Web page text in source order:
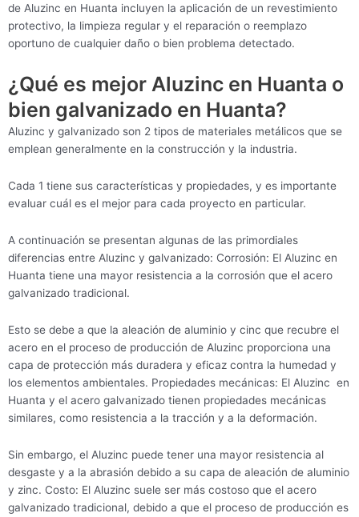
de Aluzinc en Huanta incluyen la aplicación de un revestimiento
protectivo, la limpieza regular y el reparación o reemplazo
oportuno de cualquier daño o bien problema detectado.
¿Qué es mejor Aluzinc en Huanta o
bien galvanizado en Huanta?
Aluzinc y galvanizado son 2 tipos de materiales metálicos que se
emplean generalmente en la construcción y la industria.
Cada 1 tiene sus características y propiedades, y es importante
evaluar cuál es el mejor para cada proyecto en particular.
A continuación se presentan algunas de las primordiales
diferencias entre Aluzinc y galvanizado: Corrosión: El Aluzinc en
Huanta tiene una mayor resistencia a la corrosión que el acero
galvanizado tradicional.
Esto se debe a que la aleación de aluminio y cinc que recubre el
acero en el proceso de producción de Aluzinc proporciona una
capa de protección más duradera y eficaz contra la humedad y
los elementos ambientales. Propiedades mecánicas: El Aluzinc en
Huanta y el acero galvanizado tienen propiedades mecánicas
similares, como resistencia a la tracción y a la deformación.
Sin embargo, el Aluzinc puede tener una mayor resistencia al
desgaste y a la abrasión debido a su capa de aleación de aluminio
y zinc. Costo: El Aluzinc suele ser más costoso que el acero
galvanizado tradicional, debido a que el proceso de producción es